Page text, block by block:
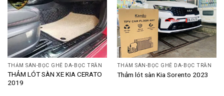
THẢM SÀN-BỌC GHẾ DA-BỌC TRẦN
THẢM LÓT SÀN XE KIA CERATO
2019
THẢM SÀN-BỌC GHẾ DA-BỌC TRẦN
Thảm lót sàn Kia Sorento 2023